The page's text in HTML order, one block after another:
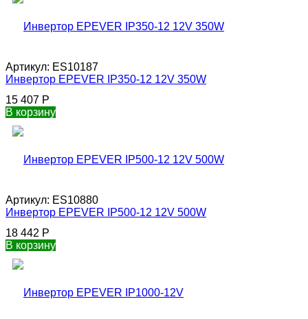
Артикул: ES10187
Инвертор EPEVER IP350-12 12V 350W
15 407 Р
В корзину
Артикул: ES10880
Инвертор EPEVER IP500-12 12V 500W
18 442 Р
В корзину